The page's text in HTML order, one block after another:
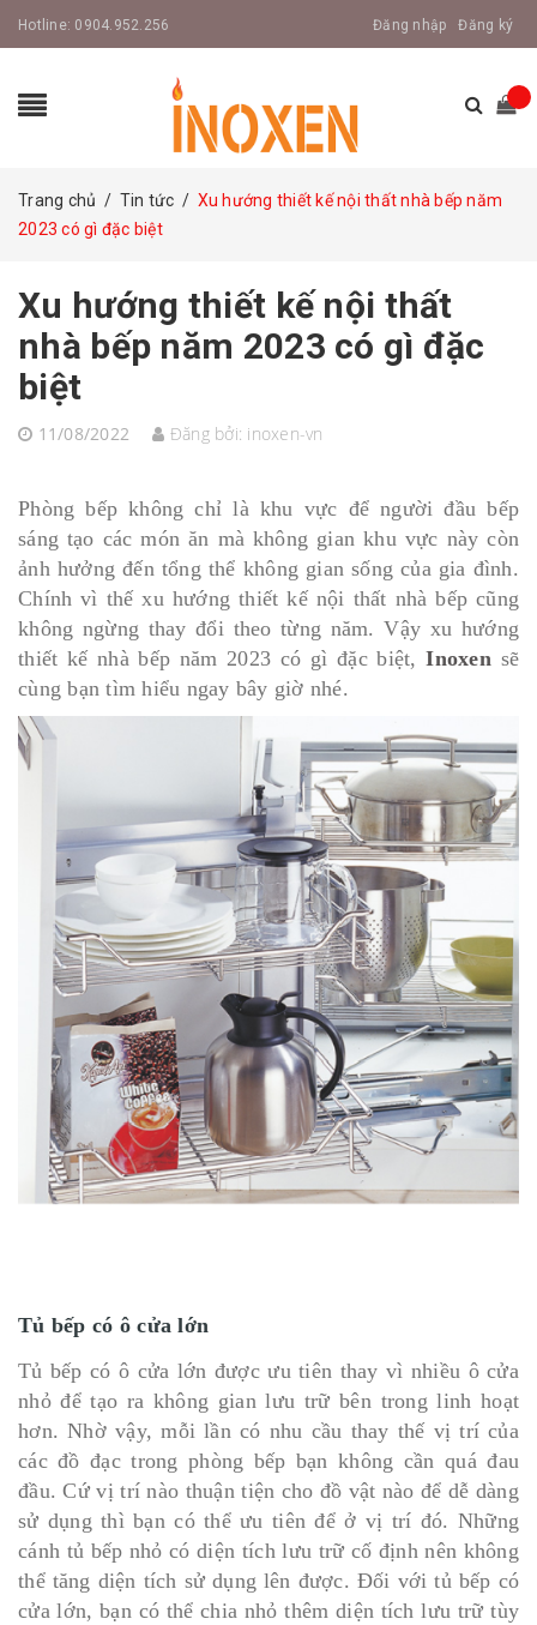
Hotline: 0904.952.256 Đăng nhập Đăng ký
Trang chủ / Tin tức / Xu hướng thiết kế nội thất nhà bếp năm
2023 có gì đặc biệt
Xu hướng thiết kế nội thất
nhà bếp năm 2023 có gì đặc
biệt
11/08/2022 Đăng bởi: inoxen-vn
Phòng bếp không chỉ là khu vực để người đầu bếp
sáng tạo các món ăn mà không gian khu vực này còn
ảnh hưởng đến tổng thể không gian sống của gia đình.
Chính vì thế xu hướng thiết kế nội thất nhà bếp cũng
không ngừng thay đổi theo từng năm. Vậy xu hướng
thiết kế nhà bếp năm 2023 có gì đặc biệt,Inoxensẽ
cùng bạn tìm hiểu ngay bây giờ nhé.
Tủ bếp có ô cửa lớn
Tủ bếp có ô cửa lớn được ưu tiên thay vì nhiều ô cửa
nhỏ để tạo ra không gian lưu trữ bên trong linh hoạt
hơn. Nhờ vậy, mỗi lần có nhu cầu thay thế vị trí của
các đồ đạc trong phòng bếp bạn không cần quá đau
đầu. Cứ vị trí nào thuận tiện cho đồ vật nào để dễ dàng
sử dụng thì bạn có thể ưu tiên để ở vị trí đó. Những
cánh tủ bếp nhỏ có diện tích lưu trữ cố định nên không
thể tăng diện tích sử dụng lên được. Đối với tủ bếp có
cửa lớn, bạn có thể chia nhỏ thêm diện tích lưu trữ tùy